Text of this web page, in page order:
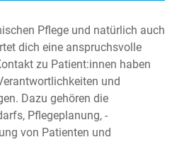
Pflege und natürlich auch
dich eine anspruchsvolle
zu Patient:innen haben
und
Dazu gehören die
Pflegeplanung, -
von Patienten und